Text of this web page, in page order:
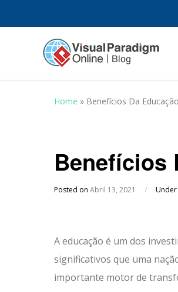
Home » Benefícios Da Educação
Benefícios
Posted on Abril 13, 2021 / Under
A educação é um dos
significativos que uma
importante motor de